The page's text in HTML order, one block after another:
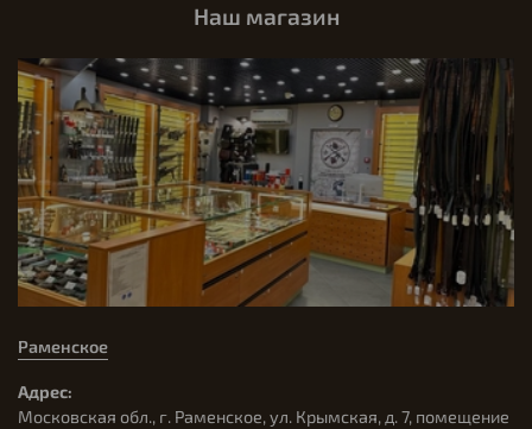
Наш магазин
Раменское
Адрес:
Московская обл., г. Раменское, ул. Крымская, д. 7, помещение